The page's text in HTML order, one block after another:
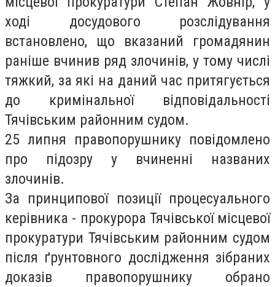
ході досудового розслідування
встановлено, що вказаний громадянин
раніше вчинив ряд злочинів, у тому числі
тяжкий, за які на даний час притягується
до кримінальної відповідальності
Тячівським районним судом.
25 липня правопорушнику повідомлено
про підозру у вчиненні названих
злочинів.
За принципової позиції процесуального
керівника - прокурора Тячівської місцевої
прокуратури Тячівським районним судом
після ґрунтовного дослідження зібраних
доказів правопорушнику обрано